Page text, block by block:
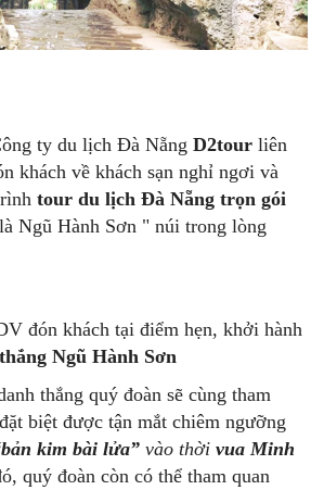
ty du lịch Đà Nẵng D2tour liên
khách về khách sạn nghỉ ngơi và
tour du lịch Đà Nẵng trọn gói
Ngũ Hành Sơn " núi trong lòng
đón khách tại điểm hẹn, khởi hành
Ngũ Hành Sơn
thắng quý đoàn sẽ cùng tham
biệt được tận mắt chiêm ngưỡng
kim bài lửa” vào thời vua Minh
quý đoàn còn có thể tham quan